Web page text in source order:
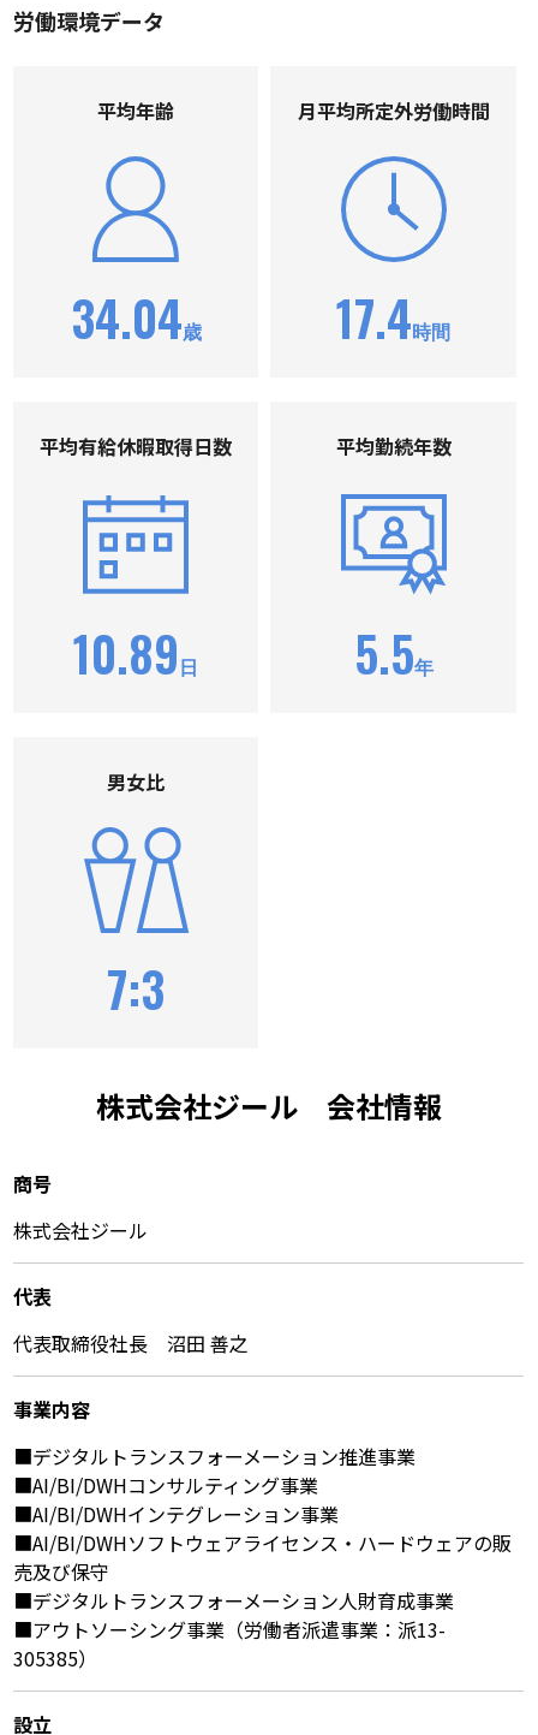
労働環境データ
平均年齢
34.04歳
⽉平均所定外労働時間
17.4時間
平均有給休暇取得⽇数
10.89日
平均勤続年数
5.5年
男⼥⽐
7:3
株式会社ジール 会社情報
商号
株式会社ジール
代表
代表取締役社長 沼田 善之
事業内容
■デジタルトランスフォーメーション推進事業
■AI/BI/DWHコンサルティング事業
■AI/BI/DWHインテグレーション事業
■AI/BI/DWHソフトウェアライセンス・ハードウェアの販
売及び保守
■デジタルトランスフォーメーション人財育成事業
■アウトソーシング事業（労働者派遣事業：派13-
305385）
設立